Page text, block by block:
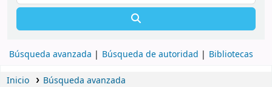
Búsqueda avanzada Búsqueda de autoridad Bibliotecas
Inicio
Búsqueda avanzada